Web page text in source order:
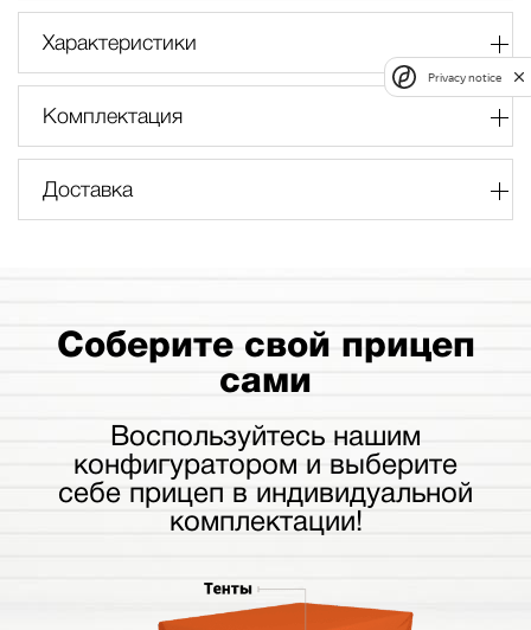
Характеристики
Комплектация
Доставка
Соберите свой прицеп
сами
Воспользуйтесь нашим
конфигуратором и выберите
себе прицеп в индивидуальной
комплектации!
Privacy notice